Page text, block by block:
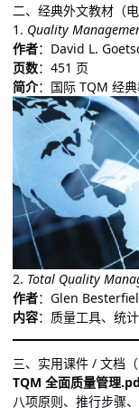
二、经典外文教材（电
1. Quality
作者：David L.
页数：451 页
简介：国际 TQM 经
2. Total Quality
作者：Glen
内容：质量工具、统
三、实用课件 / 文档（
TQM 全面质量管理
八项原则、推行步骤